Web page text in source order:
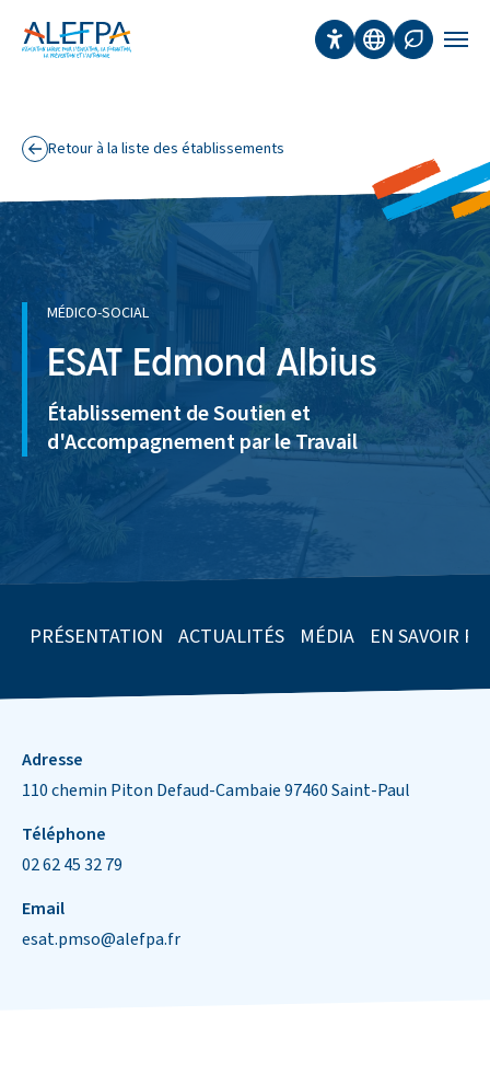
Aller au contenu principal
Accessibilité
Traduction
Affichage
Retour à la liste des établissements
MÉDICO-SOCIAL
ESAT Edmond Albius
Établissement de Soutien et
d'Accompagnement par le Travail
PRÉSENTATION ACTUALITÉS MÉDIA EN SAVOIR
Informations de contact
Adresse
110 chemin Piton Defaud-Cambaie 97460 Saint-Paul
Téléphone
02 62 45 32 79
Email
esat.pmso@alefpa.fr